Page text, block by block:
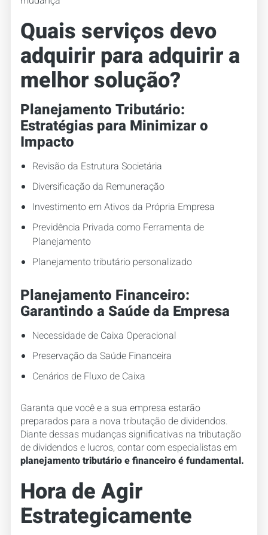
Quais serviços devo
adquirir para adquirir a
melhor solução?
Planejamento Tributário:
Estratégias para Minimizar o
Impacto
Revisão da Estrutura Societária
Diversificação da Remuneração
Investimento em Ativos da Própria Empresa
Previdência Privada como Ferramenta de
Planejamento
Planejamento tributário personalizado
Planejamento Financeiro:
Garantindo a Saúde da Empresa
Necessidade de Caixa Operacional
Preservação da Saúde Financeira
Cenários de Fluxo de Caixa
Garanta que você e a sua empresa estarão
preparados para a nova tributação de dividendos.
Diante dessas mudanças significativas na tributação
de dividendos e lucros, contar com especialistas em
planejamento tributário e financeiro é fundamental.
Hora de Agir
Estrategicamente